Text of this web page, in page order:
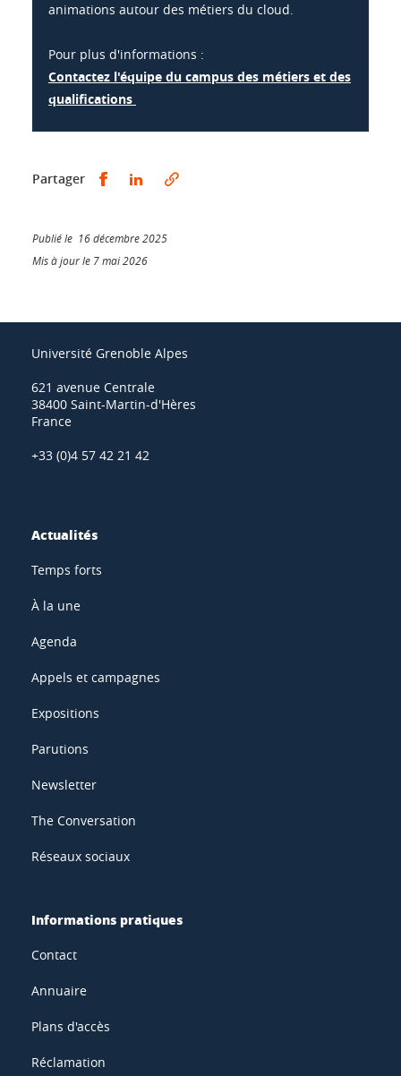
animations autour des métiers du cloud.
Pour plus d'informations :
Contactez l'équipe du campus des métiers et des
qualifications
Partager Partager sur Facebook
Partager sur LinkedIn
Publié le 16 décembre 2025
Mis à jour le 7 mai 2026
Université Grenoble Alpes
621 avenue Centrale
38400 Saint-Martin-d'Hères
France
+33 (0)4 57 42 21 42
Actualités
Temps forts
À la une
Agenda
Appels et campagnes
Expositions
Parutions
Newsletter
The Conversation
Réseaux sociaux
Informations pratiques
Contact
Annuaire
Plans d'accès
Réclamation